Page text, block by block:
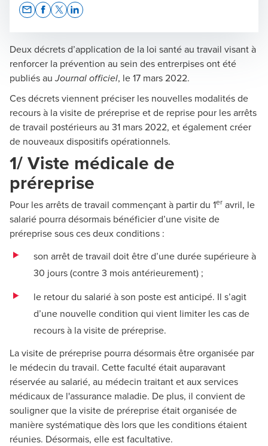
Deux décrets d’application de la loi santé au travail visant à
renforcer la prévention au sein des entrerpises ont été
publiés auJournal officiel, le 17 mars 2022.
Ces décrets viennent préciser les nouvelles modalités de
recours à la visite de préreprise et de reprise pour les arrêts
de travail postérieurs au 31 mars 2022, et également créer
de nouveaux dispositifs opérationnels.
1/ Viste médicale de
préreprise
Pour les arrêts de travail commençant à partir du 1er avril, le
salarié pourra désormais bénéficier d’une visite de
préreprise sous ces deux conditions :
son arrêt de travail doit être d’une durée supérieure à
30 jours (contre 3 mois antérieurement) ;
le retour du salarié à son poste est anticipé. Il s’agit
d’une nouvelle condition qui vient limiter les cas de
recours à la visite de préreprise.
La visite de préreprise pourra désormais être organisée par
le médecin du travail. Cette faculté était auparavant
réservée au salarié, au médecin traitant et aux services
médicaux de l'assurance maladie. De plus, il convient de
souligner que la visite de préreprise était organisée de
manière systématique dès lors que les conditions étaient
réunies. Désormais, elle est facultative.
BDO France